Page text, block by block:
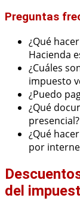
Preguntas
¿Qué
Hacienda
¿Cuáles
impuesto
¿Puedo
¿Qué
presencial?
¿Qué
por
del